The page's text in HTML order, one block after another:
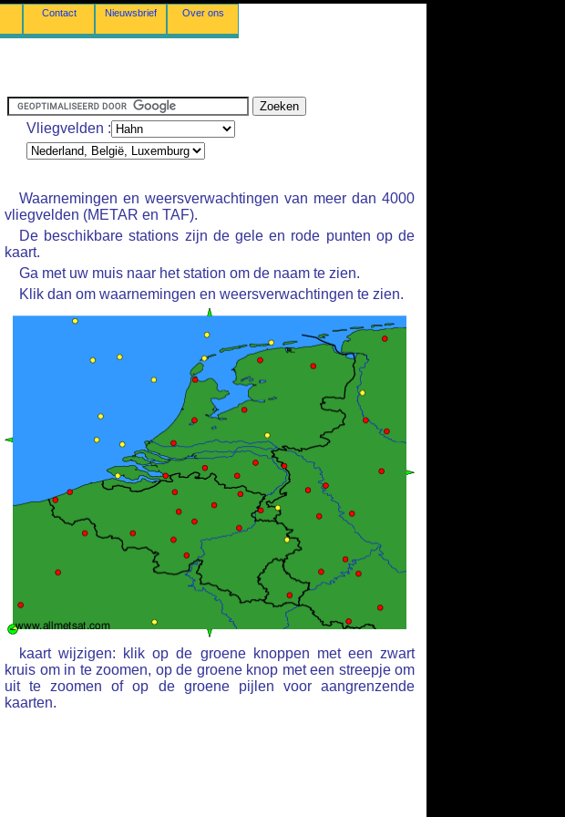
Contact Nieuwsbrief Over ons
Vliegvelden :
Waarnemingen en weersverwachtingen van meer dan 4000
vliegvelden (METAR en TAF).
De beschikbare stations zijn de gele en rode punten op de
kaart.
Ga met uw muis naar het station om de naam te zien.
Klik dan om waarnemingen en weersverwachtingen te zien.
kaart wijzigen: klik op de groene knoppen met een zwart
kruis om in te zoomen, op de groene knop met een streepje om
uit te zoomen of op de groene pijlen voor aangrenzende
kaarten.